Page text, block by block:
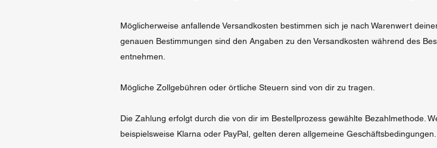
Möglicherweise anfallende Versandkosten bestimmen sich je nach Warenwert
genauen Bestimmungen sind den Angaben zu den Versandkosten während des
entnehmen.
Mögliche Zollgebühren oder örtliche Steuern sind von dir zu tragen.
Die Zahlung erfolgt durch die von dir im Bestellprozess gewählte Bezahlmethode.
beispielsweise Klarna oder PayPal, gelten deren allgemeine Geschäftsbedingungen.